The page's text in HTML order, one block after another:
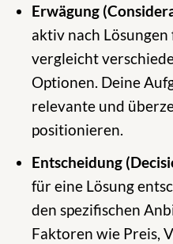
Erwägung
aktiv nach
vergleicht
Optionen. Deine
relevante und
positionieren.
Entscheidung
für eine Lösung
den spezifischen
Faktoren wie Preis,